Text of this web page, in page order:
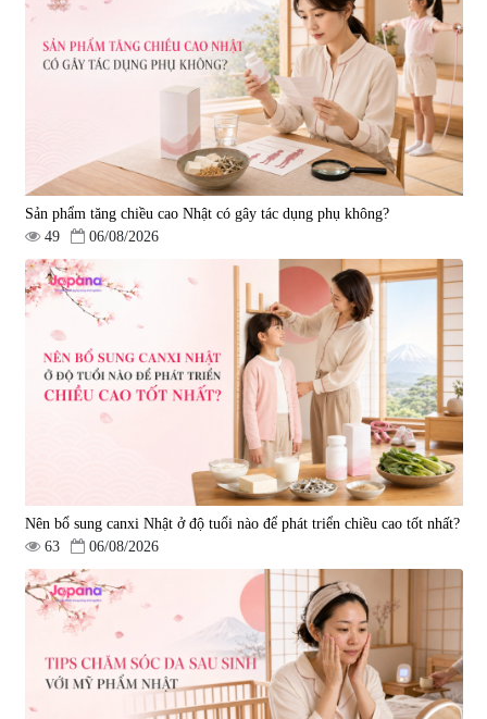
580.000 đ 1.570.000 đ
Sản phẩm tăng chiều cao Nhật có gây tác dụng phụ không?
49
06/08/2026
Nên bổ sung canxi Nhật ở độ tuổi nào để phát triển chiều cao tốt nhất?
63
06/08/2026